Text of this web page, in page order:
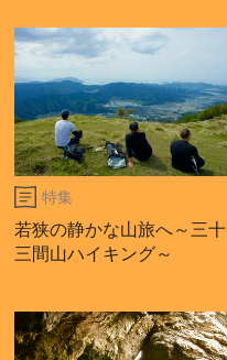
特集
若狭の静かな山旅へ～三十
三間山ハイキング～